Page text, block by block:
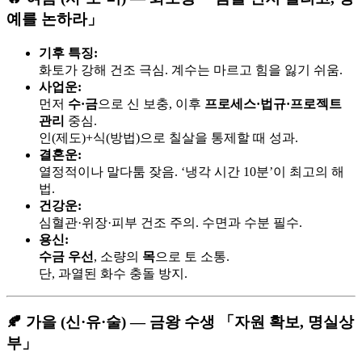
예를 논하라」
기후 특징:
화토가 강해 건조 극심. 계수는 마르고 힘을 잃기 쉬움.
사업운:
먼저 수·금으로 신 보충, 이후 프로세스·법규·프로젝트
관리 중심.
인(제도)+식(방법)으로 칠살을 통제할 때 성과.
결혼운:
열정적이나 말다툼 잦음. ‘냉각 시간 10분’이 최고의 해
법.
건강운:
심혈관·위장·피부 건조 주의. 수면과 수분 필수.
용신:
수금 우선 , 소량의 목으로 토 소통.
단, 과열된 화수 충돌 방지.
🍂 가을 (신·유·술) — 금왕 수생 「자원 확보, 명실상
부」